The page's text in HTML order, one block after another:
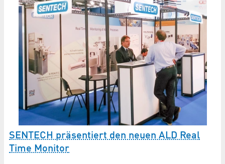
SENTECH präsentiert den neuen ALD Real
Time Monitor